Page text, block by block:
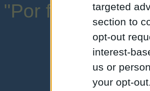
targeted
section to
opt-out
interest-
us or
your opt-
"Por favor, no
una